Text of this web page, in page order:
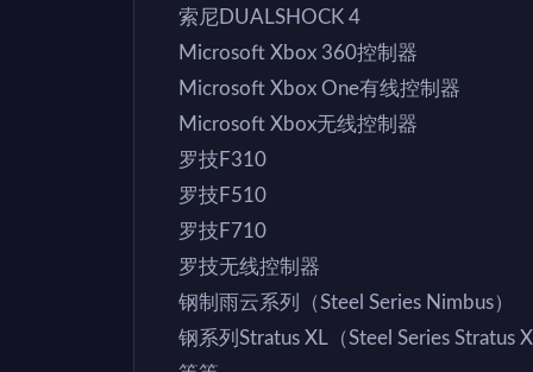
索尼DUALSHOCK 4
Microsoft Xbox 360控制器
Microsoft Xbox One有线控制器
Microsoft Xbox无线控制器
罗技F310
罗技F510
罗技F710
罗技无线控制器
钢制雨云系列（Steel Series Nimbus）
钢系列Stratus XL（Steel Series Stratus